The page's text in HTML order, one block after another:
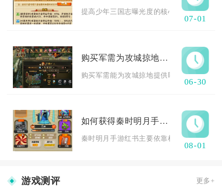
提高少年三国志曝光度的核心，在于把游
07-01
购买军需为攻城掠地提供什么帮助
购买军需能为攻城掠地提供即时资源补给
06-30
如何获得秦时明月手游中的红书
秦时明月手游红书主要依靠棋阵长期刷取
08-01
游戏测评 更多+